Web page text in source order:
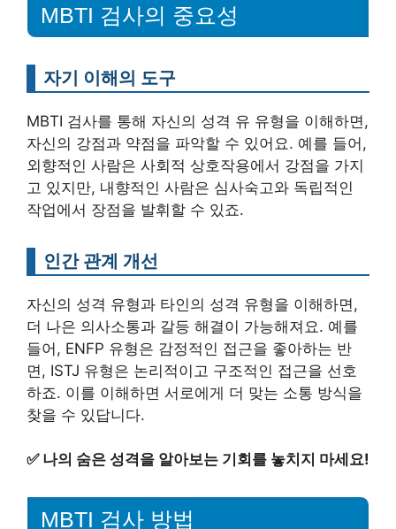
MBTI 검사의 중요성
자기 이해의 도구
MBTI 검사를 통해 자신의 성격 유 유형을 이해하면,
자신의 강점과 약점을 파악할 수 있어요. 예를 들어,
외향적인 사람은 사회적 상호작용에서 강점을 가지
고 있지만, 내향적인 사람은 심사숙고와 독립적인
작업에서 장점을 발휘할 수 있죠.
인간 관계 개선
자신의 성격 유형과 타인의 성격 유형을 이해하면,
더 나은 의사소통과 갈등 해결이 가능해져요. 예를
들어, ENFP 유형은 감정적인 접근을 좋아하는 반
면, ISTJ 유형은 논리적이고 구조적인 접근을 선호
하죠. 이를 이해하면 서로에게 더 맞는 소통 방식을
찾을 수 있답니다.
✅ 나의 숨은 성격을 알아보는 기회를 놓치지 마세요!
MBTI 검사 방법